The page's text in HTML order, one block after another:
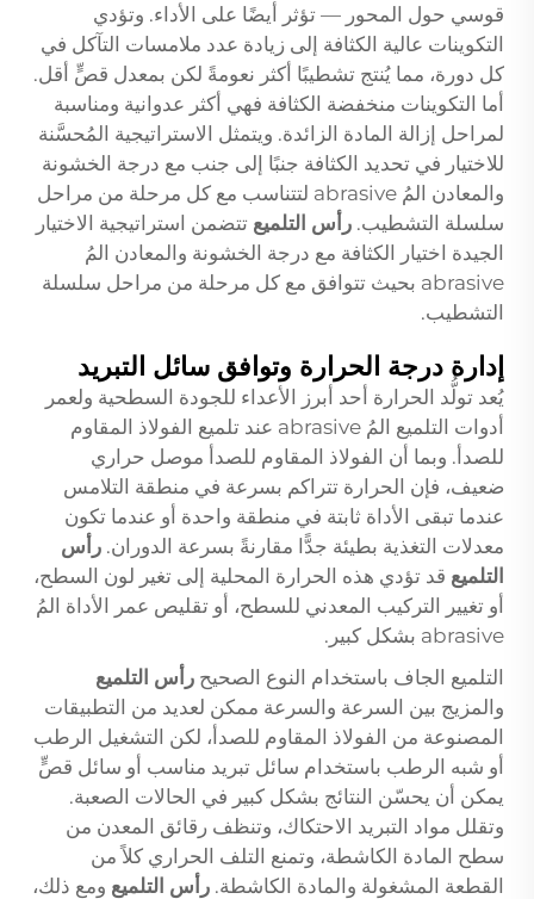
قوسي حول المحور — تؤثر أيضًا على الأداء. وتؤدي
التكوينات عالية الكثافة إلى زيادة عدد ملامسات التآكل في
كل دورة، مما يُنتج تشطيبًا أكثر نعومةً لكن بمعدل قصٍّ أقل.
أما التكوينات منخفضة الكثافة فهي أكثر عدوانية ومناسبة
لمراحل إزالة المادة الزائدة. ويتمثل الاستراتيجية المُحسَّنة
للاختيار في تحديد الكثافة جنبًا إلى جنب مع درجة الخشونة
والمعادن المُ abrasive لتتناسب مع كل مرحلة من مراحل
سلسلة التشطيب. رأس التلميع تتضمن استراتيجية الاختيار
الجيدة اختيار الكثافة مع درجة الخشونة والمعادن المُ
abrasive بحيث تتوافق مع كل مرحلة من مراحل سلسلة
التشطيب.
إدارة درجة الحرارة وتوافق سائل التبريد
يُعد تولُّد الحرارة أحد أبرز الأعداء للجودة السطحية ولعمر
أدوات التلميع المُ abrasive عند تلميع الفولاذ المقاوم
للصدأ. وبما أن الفولاذ المقاوم للصدأ موصل حراري
ضعيف، فإن الحرارة تتراكم بسرعة في منطقة التلامس
عندما تبقى الأداة ثابتة في منطقة واحدة أو عندما تكون
معدلات التغذية بطيئة جدًّا مقارنةً بسرعة الدوران. رأس
التلميع قد تؤدي هذه الحرارة المحلية إلى تغير لون السطح،
أو تغيير التركيب المعدني للسطح، أو تقليص عمر الأداة المُ
abrasive بشكل كبير.
التلميع الجاف باستخدام النوع الصحيح رأس التلميع
والمزيج بين السرعة والسرعة ممكن لعديد من التطبيقات
المصنوعة من الفولاذ المقاوم للصدأ، لكن التشغيل الرطب
أو شبه الرطب باستخدام سائل تبريد مناسب أو سائل قصٍّ
يمكن أن يحسّن النتائج بشكل كبير في الحالات الصعبة.
وتقلل مواد التبريد الاحتكاك، وتنظف رقائق المعدن من
سطح المادة الكاشطة، وتمنع التلف الحراري كلاً من
القطعة المشغولة والمادة الكاشطة. رأس التلميع ومع ذلك،